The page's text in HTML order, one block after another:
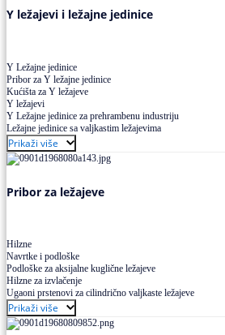
Y ležajevi i ležajne jedinice
Y Ležajne jedinice
Pribor za Y ležajne jedinice
Kućišta za Y ležajeve
Y ležajevi
Y Ležajne jedinice za prehrambenu industriju
Ležajne jedinice sa valjkastim ležajevima
Prikaži više
Pribor za ležajeve
Hilzne
Navrtke i podloške
Podloške za aksijalne kuglične ležajeve
Hilzne za izvlačenje
Ugaoni prstenovi za cilindrično valjkaste ležajeve
Prikaži više